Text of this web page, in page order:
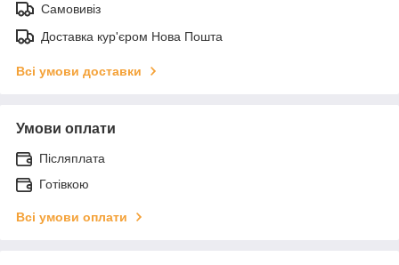
Самовивіз
Доставка кур'єром Нова Пошта
Всі умови доставки
Умови оплати
Післяплата
Готівкою
Всі умови оплати